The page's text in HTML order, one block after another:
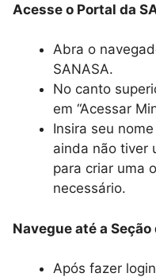
Acesse o Portal da
Abra o
SANASA.
No canto
em “Acessar
Insira seu
ainda não tiver
para criar uma
necessário.
Navegue até a
Após fazer